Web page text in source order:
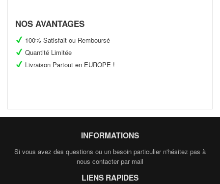
NOS AVANTAGES
100% Satisfait ou Remboursé
Quantité Limitée
Livraison Partout en EUROPE !
INFORMATIONS
Si vous avez des questions ou un besoin particulier n'hésitez pas à
nous contacter par mail
LIENS RAPIDES